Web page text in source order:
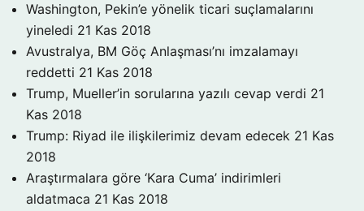
Washington, Pekin’e yönelik ticari suçlamalarını
yineledi 21 Kas 2018
Avustralya, BM Göç Anlaşması’nı imzalamayı
reddetti 21 Kas 2018
Trump, Mueller’in sorularına yazılı cevap verdi 21
Kas 2018
Trump: Riyad ile ilişkilerimiz devam edecek 21 Kas
2018
Araştırmalara göre ‘Kara Cuma’ indirimleri
aldatmaca 21 Kas 2018